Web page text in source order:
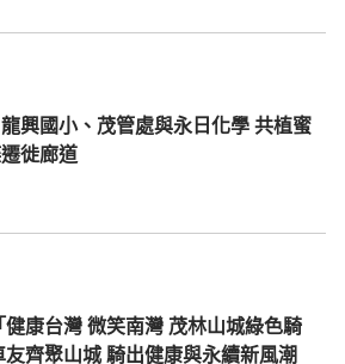
興國小、茂管處與永日化學 共植蜜
徙廊道
康台灣 微笑南灣 茂林山城綠色騎
齊聚山城 騎出健康與永續新風潮